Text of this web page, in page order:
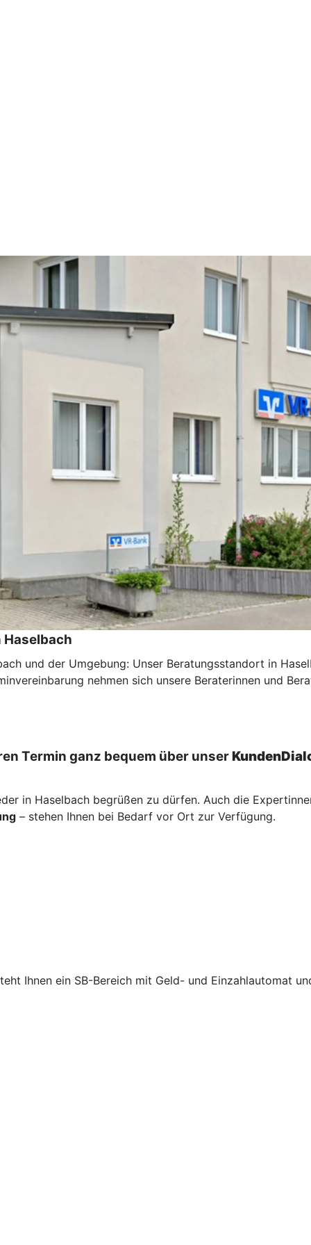
und der Umgebung: Unser Beratungsstandort in
nehmen sich unsere Beraterinnen und
Termin ganz bequem über unser
in Haselbach begrüßen zu dürfen. Auch die
– stehen Ihnen bei Bedarf vor Ort zur Verfügung.
Ihnen ein SB-Bereich mit Geld- und Einzahlautomat